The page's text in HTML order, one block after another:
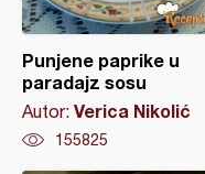
Punjene paprike u
paradajz sosu
Autor: Verica Nikolić
155825